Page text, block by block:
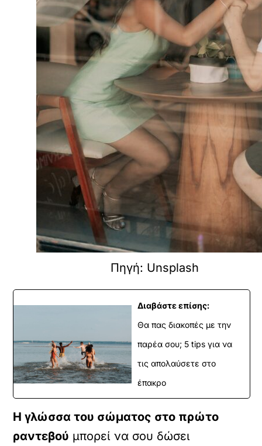
Πηγή: Unsplash
Διαβάστε επίσης:
Θα πας διακοπές με την
παρέα σου; 5 tips για να
τις απολαύσετε στο
έπακρο
Η γλώσσα του σώματος στο πρώτο
ραντεβού μπορεί να σου δώσει